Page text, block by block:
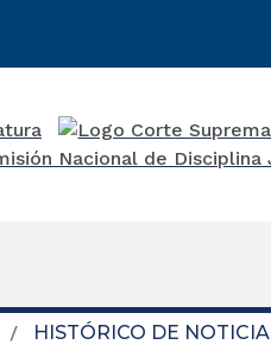
HISTÓRICO DE